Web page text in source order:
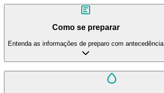
Como se preparar
Entenda as informações de preparo com antecedência